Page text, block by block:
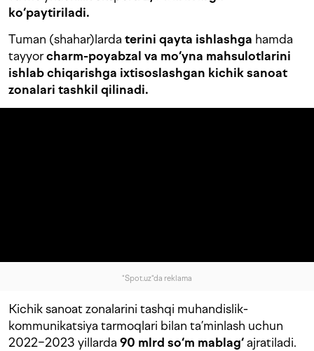
ko‘paytiriladi.
Tuman (shahar)larda terini qayta ishlashga hamda
tayyorcharm-poyabzal va mo‘yna mahsulotlarini
ishlab chiqarishga ixtisoslashgan kichik sanoat
zonalari tashkil qilinadi.
"Spot.uz"da reklama
Kichik sanoat zonalarini tashqi muhandislik-
kommunikatsiya tarmoqlari bilan ta’minlash uchun
2022−2023 yillarda 90 mlrd so‘m mablag‘ajratiladi.